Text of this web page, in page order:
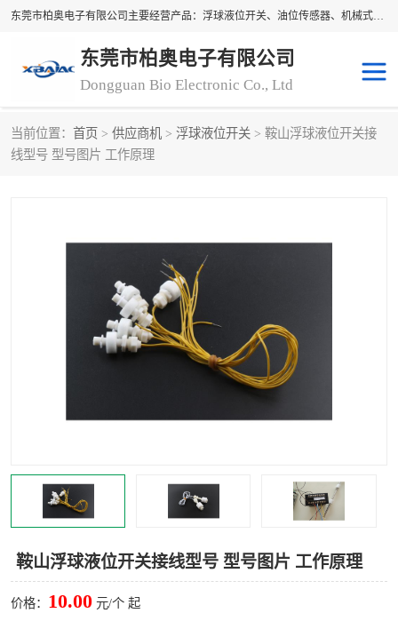
东莞市柏奥电子有限公司主要经营产品：浮球液位开关、油位传感器、机械式油表、浮球液位计、水位控制浮球阀、料位开关，水流开关、油水位控制配套仪表等。柏奥电子，您可信赖的合作伙伴
东莞市柏奥电子有限公司
Dongguan Bio Electronic Co., Ltd
当前位置： 首页 > 供应商机 > 浮球液位开关 > 鞍山浮球液位开关接
线型号 型号图片 工作原理
鞍山浮球液位开关接线型号 型号图片 工作原理
价格： 10.00 元/个 起
浮球液位开关
料位开关 油位表
磁翻板液位计 转速表